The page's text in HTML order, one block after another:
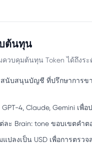
บต้นทุน
ควบคุมต้นทุน Token ได้ถึงร
สนับสนุนบัญชี ที่ปรึกษาการขา
GPT-4, Claude, Gemini เ
ละ Brain: tone ขอบเขตคำ
ปลงเป็น USD เพื่อการตรวจ